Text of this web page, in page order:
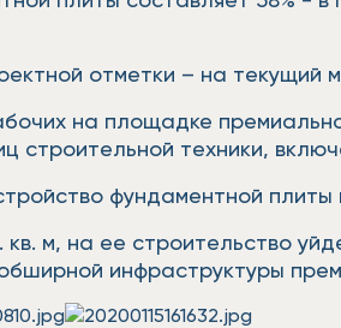
отметки – на текущий
на площадке
строительной техники,
фундаментной
м, на ее строительство
инфраструктуры